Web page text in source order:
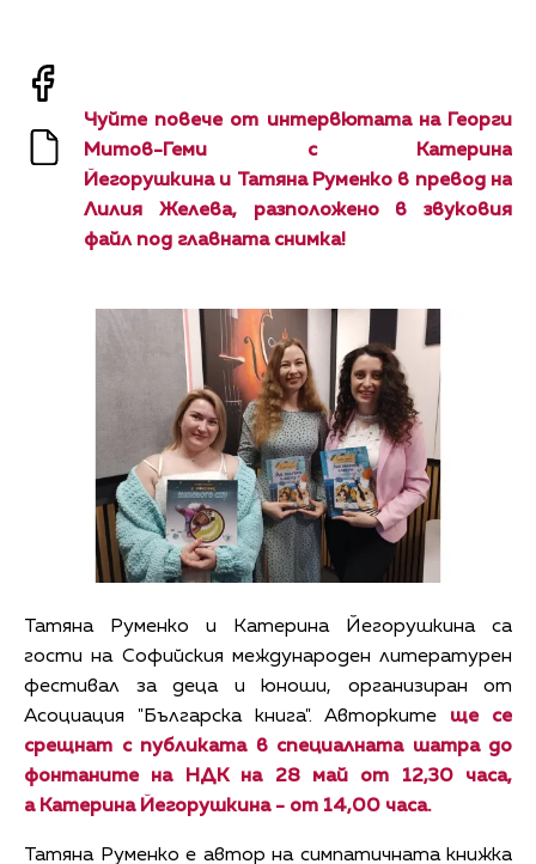
Чуйте повече от интервютата на Георги
Митов-Геми с Катерина
Йегорушкина и Татяна Руменко в превод на
Лилия Желева, разположено в звуковия
файл под главната снимка!
Татяна Руменко и Катерина Йегорушкина са
гости на Софийския международен литературен
фестивал за деца и юноши, организиран от
Асоциация "Българска книга". Авторките ще се
срещнат с публиката в специалната шатра до
фонтаните на НДК на 28 май от 12,30 часа,
а Катерина Йегорушкина - от 14,00 часа.
Татяна Руменко е автор на симпатичната книжка